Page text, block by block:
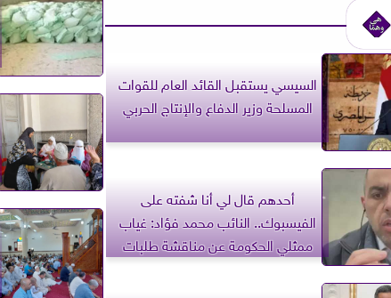
السيسي يستقبل القائد العام للقوات
المسلحة وزير الدفاع والإنتاج الحربي
أحدهم قال لي أنا شفته على
الفيسبوك.. النائب محمد فؤاد: غياب
ممثلي الحكومة عن مناقشة طلبات
الإحاطة أمر جلل